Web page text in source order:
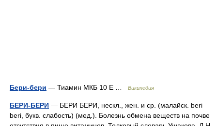
Бери-бери — Тиамин МКБ 10 E … Википедия
БЕРИ-БЕРИ — БЕРИ БЕРИ, нескл., жен. и ср. (малайск. beri
beri, букв. слабость) (мед.). Болезнь обмена веществ на почве